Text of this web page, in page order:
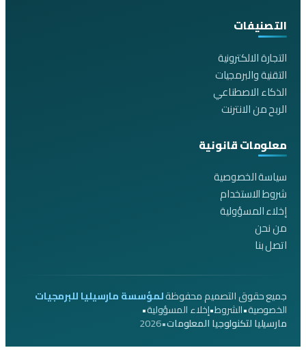
التصنيفات
التجارة الالكترونية
التقنية والبرمجيات
الذكاء الاصطناعي
الربح من الانترنت
معلومات قانونية
سياسة الخصوصية
شروط الاستخدام
إخلاء المسؤولية
من نحن
اتصل بنا
جميع حقوق التصميم محفوظةلمؤسسة مارسيليا للبرمجيات
الخصوصية•الشروط•إخلاء المسؤولية•
مارسيليا لتكنولوجيا المعلومات•
2026